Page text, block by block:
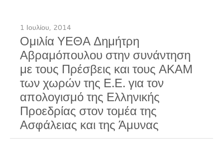
1 Ιουλίου, 2014
Ομιλία ΥΕΘΑ Δημήτρη
Αβραμόπουλου στην συνάντηση
με τους Πρέσβεις και τους ΑΚΑΜ
των χωρών της Ε.Ε. για τον
απολογισμό της Ελληνικής
Προεδρίας στον τομέα της